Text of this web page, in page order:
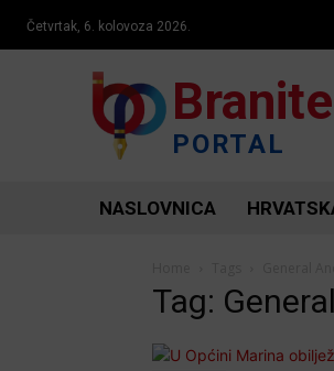
Četvrtak, 6. kolovoza 2026.
PORTAL
NASLOVNICA
Tag: